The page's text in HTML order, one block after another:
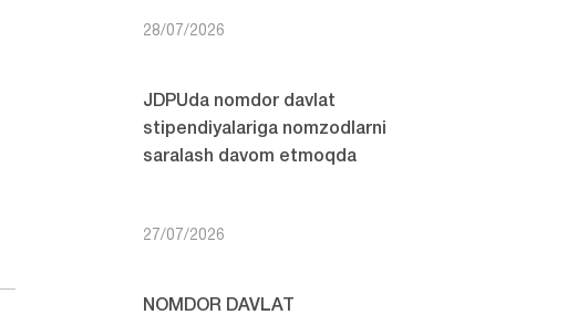
28/07/2026
JDPUda nomdor davlat
stipendiyalariga nomzodlarni
saralash davom etmoqda
27/07/2026
NOMDOR DAVLAT